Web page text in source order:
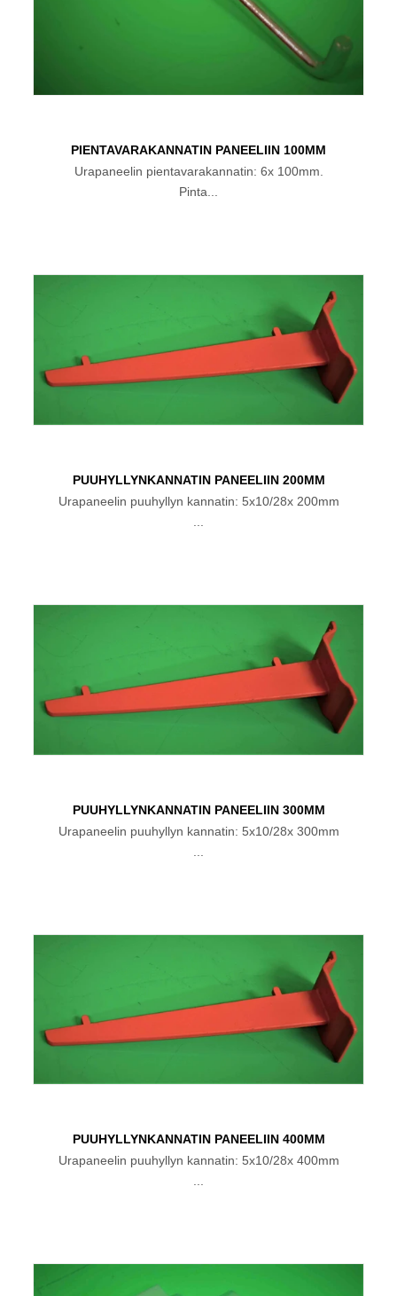
PIENTAVARAKANNATIN PANEELIIN 100MM
Urapaneelin pientavarakannatin: 6x 100mm.
Pinta...
PUUHYLLYNKANNATIN PANEELIIN 200MM
Urapaneelin puuhyllyn kannatin: 5x10/28x 200mm
PUUHYLLYNKANNATIN PANEELIIN 300MM
Urapaneelin puuhyllyn kannatin: 5x10/28x 300mm
PUUHYLLYNKANNATIN PANEELIIN 400MM
Urapaneelin puuhyllyn kannatin: 5x10/28x 400mm